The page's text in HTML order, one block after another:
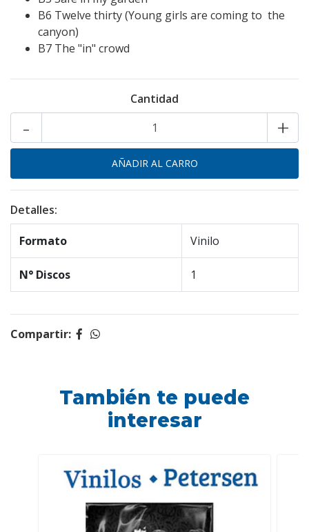
B6 Twelve thirty (Young girls are coming to the
canyon)
B7 The "in" crowd
Cantidad
+
-
Detalles:
Formato Vinilo
N° Discos 1
Compartir:
También te puede
interesar